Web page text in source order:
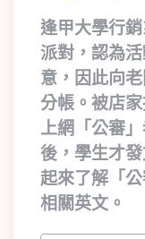
逢甲大學行
派對，認為
意，因此向
分帳。被店
上網「公審
後，學生才
起來了解「
相關英文。